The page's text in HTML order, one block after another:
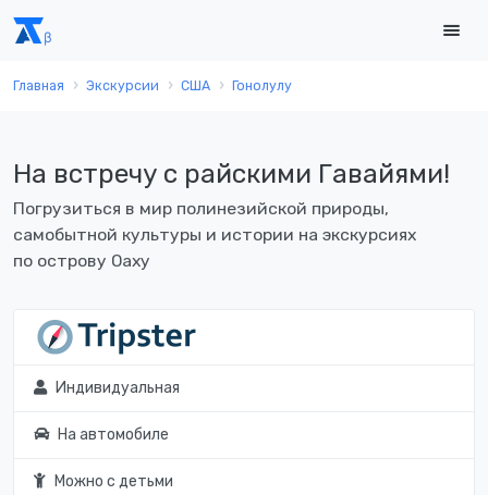
Главная Экскурсии США Гонолулу
На встречу с райскими Гавайями!
Погрузиться в мир полинезийской природы,
самобытной культуры и истории на экскурсиях
по острову Оаху
Индивидуальная
На автомобиле
Можно с детьми